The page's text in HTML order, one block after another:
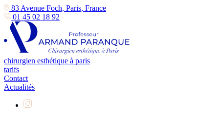
83 Avenue Foch, Paris, France
01 45 02 18 92
chirurgien esthétique à paris
tarifs
Contact
Actualités